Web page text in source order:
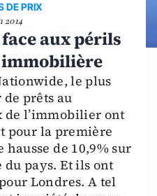
DE PRIX
2014
aux périls
immobilière
le plus
prêts au
de l’immobilier ont
pour la première
de 10,9% sur
du pays. Et ils ont
Londres. A tel